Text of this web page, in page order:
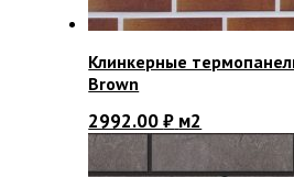
Клинкерные
Brown
2992.00₽ м2